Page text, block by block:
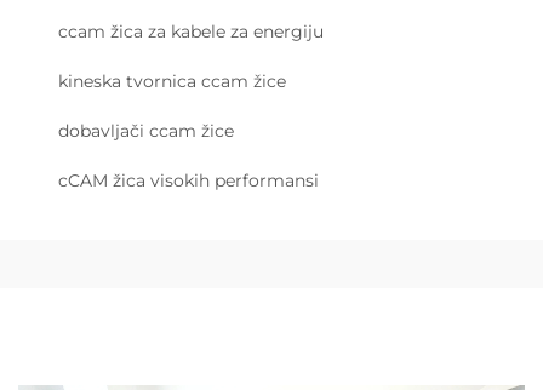
ccam žica za kabele za energiju
kineska tvornica ccam žice
dobavljači ccam žice
cCAM žica visokih performansi